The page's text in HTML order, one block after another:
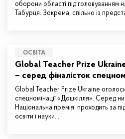
оборони області під головуванням
Табурця. Зокрема, спільно із
ОСВІТА
Global Teacher Prize
– серед фіналісток
Global Teacher Prize Ukraine
спецномінації «Дошкілля». Серед
Національна премія проходить за
освіти і науки…